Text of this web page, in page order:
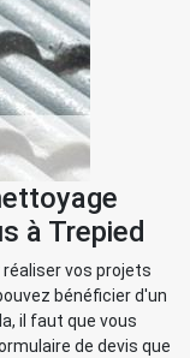
à Trepied
vos projets
bénéficier d'un
il faut que vous
de devis que